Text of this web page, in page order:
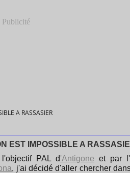
Publicité
A RASSASIER
EST IMPOSSIBLE A
PAL d'Antigone et par
, j'ai décidé d'aller chercher